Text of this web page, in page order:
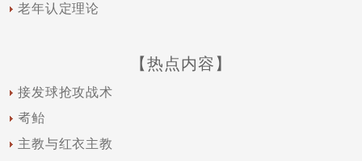
老年认定理论
【热点内容】
接发球抢攻战术
耇鲐
主教与红衣主教